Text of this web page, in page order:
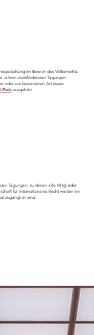
im Bereich des Völkerrechts
Jahren statttfindenden Tagungen.
oder aus besonderen Anlässen
Preis ausgelobt.
Tagungen, zu denen alle Mitglieder
für Internationales Recht werden im
zugänglich sind.